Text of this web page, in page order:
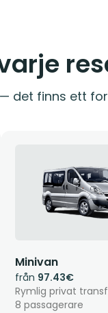
det finns ett
Minivan
från 97.43€
Rymlig privat
8 passagerare